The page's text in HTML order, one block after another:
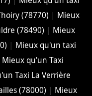
(78770) | Mieux
(78490) | Mieux
| Mieux qu'un taxi
Mieux qu'un Taxi
Taxi La Verrière
(78000) | Mieux